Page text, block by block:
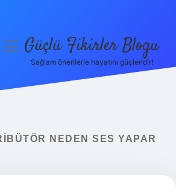
menüyüGüçlü Fikirler Blogu
Sağlam önerilerle hayatını güçlendir!
NEDEN SES YAPAR